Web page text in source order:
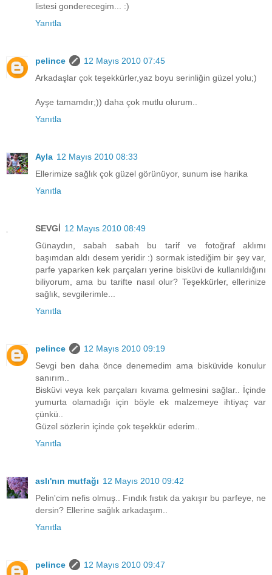
listesi gonderecegim... :)
Yanıtla
pelince
12 Mayıs 2010 07:45
Arkadaşlar çok teşekkürler,yaz boyu serinliğin güzel yolu;)
Ayşe tamamdır;)) daha çok mutlu olurum..
Yanıtla
Ayla 12 Mayıs 2010 08:33
Ellerimize sağlık çok güzel görünüyor, sunum ise harika
Yanıtla
SEVGİ 12 Mayıs 2010 08:49
Günaydın, sabah sabah bu tarif ve fotoğraf aklımı
başımdan aldı desem yeridir :) sormak istediğim bir şey var,
parfe yaparken kek parçaları yerine bisküvi de kullanıldığını
biliyorum, ama bu tarifte nasıl olur? Teşekkürler, ellerinize
sağlık, sevgilerimle...
Yanıtla
pelince
12 Mayıs 2010 09:19
Sevgi ben daha önce denemedim ama bisküvide konulur
sanırım..
Bisküvi veya kek parçaları kıvama gelmesini sağlar.. İçinde
yumurta olamadığı için böyle ek malzemeye ihtiyaç var
çünkü..
Güzel sözlerin içinde çok teşekkür ederim..
Yanıtla
aslı'nın mutfağı 12 Mayıs 2010 09:42
Pelin'cim nefis olmuş.. Fındık fıstık da yakışır bu parfeye, ne
dersin? Ellerine sağlık arkadaşım..
Yanıtla
pelince 12 Mayıs 2010 09:47